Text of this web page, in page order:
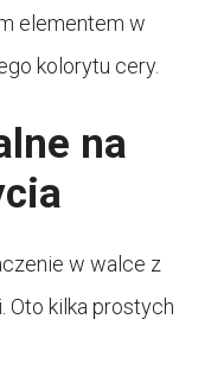
elementem w
kolorytu cery.
na
w walce z
Oto kilka prostych